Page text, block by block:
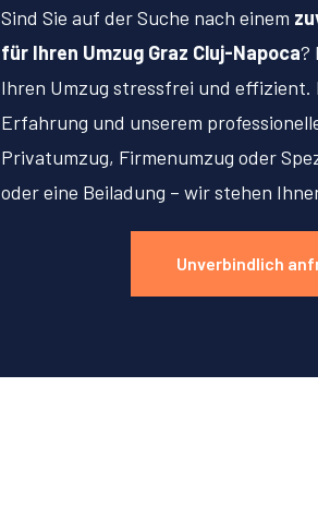
Sind Sie auf der Suche nach einem
für Ihren Umzug Graz Cluj-Napoca?
Ihren Umzug stressfrei und
Erfahrung und unserem
Privatumzug, Firmenumzug oder
oder eine Beiladung – wir stehen
Unverbindlich